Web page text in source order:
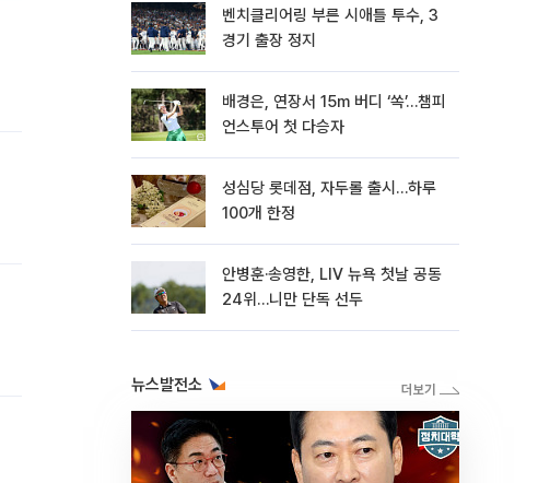
벤치클리어링 부른 시애틀 투수, 3
경기 출장 정지
배경은, 연장서 15m 버디 ‘쏙’…챔피
언스투어 첫 다승자
성심당 롯데점, 자두롤 출시…하루
100개 한정
안병훈·송영한, LIV 뉴욕 첫날 공동
24위…니만 단독 선두
뉴스발전소